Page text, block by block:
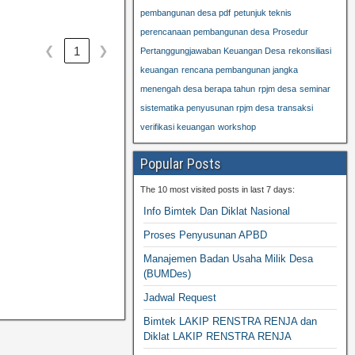
❮ 1 ❯
pembangunan desa pdf petunjuk teknis
perencanaan pembangunan desa Prosedur
Pertanggungjawaban Keuangan Desa rekonsiliasi
keuangan rencana pembangunan jangka
menengah desa berapa tahun rpjm desa seminar
sistematika penyusunan rpjm desa transaksi
verifikasi keuangan workshop
Popular Posts
The 10 most visited posts in last 7 days:
Info Bimtek Dan Diklat Nasional
Proses Penyusunan APBD
Manajemen Badan Usaha Milik Desa
(BUMDes)
Jadwal Request
Bimtek LAKIP RENSTRA RENJA dan
Diklat LAKIP RENSTRA RENJA